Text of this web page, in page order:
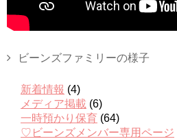
ビーンズファミリーの様子
新着情報 (4)
メディア掲載 (6)
一時預かり保育 (64)
♡ビーンズメンバー専用ページ